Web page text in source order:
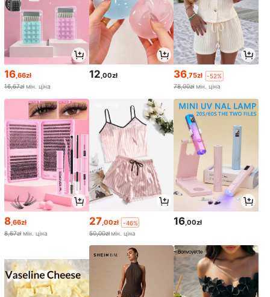
16,66zł
16,67zł мін. ціна
12,00zł 36,75zł
-52%
78,00zł мін. ціна
8 ,66zł
8,67zł мін. ціна
27 ,00zł
-46%
50,00złмін. ціна
16 ,00zł